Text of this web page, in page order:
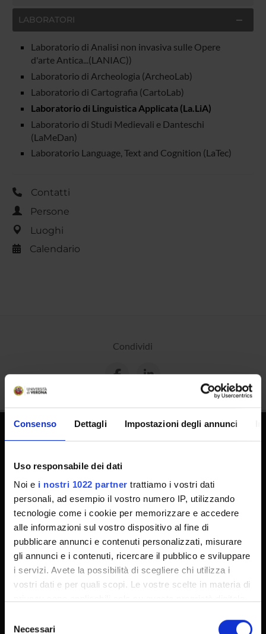
Consenso Dettagli Impostazioni degli annunci
Uso responsabile dei dati
Noi e i nostri 1022 partner trattiamo i vostri dati
personali, ad esempio il vostro numero IP, utilizzando
tecnologie come i cookie per memorizzare e accedere
alle informazioni sul vostro dispositivo al fine di
pubblicare annunci e contenuti personalizzati, misurare
gli annunci e i contenuti, ricercare il pubblico e sviluppare
i servizi. Avete la possibilità di scegliere chi utilizza i
vostri dati e per quali scopi. Le vostre scelte in materia di
modificare o revocare il proprio consenso in qualsiasi
delNecessari
LABORATORI
Laboratorio di Analisi non invasiva sulle Opere
d'arte Antica...(LANIAC))
Laboratorio di Archeologia (ArcheoLab)
Laboratorio di Cartografia (CartoLab)
Laboratorio di Linguistica Applicata (La.LiA)
Laboratorio di Studi Medievali e Danteschi
(LaMeDan)
Laboratorio Language, Text and Cognition (LaTec)
Contatti
Persone
Luoghi
Calendario
Condividi
Master
Contatti e mappa
Supporto tecnico
Area Amministrativa
MyUnivr
Privacy policy